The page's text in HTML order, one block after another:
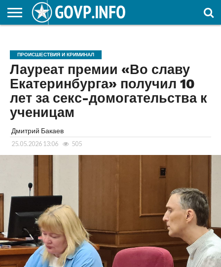
ОБРАЗОВАНИЕ
ПРОИСШЕСТВИЯ И КРИМИНАЛ
Лауреат премии «Во славу
Екатеринбурга» получил 10
лет за секс-домогательства к
ученицам
Дмитрий Бакаев
25.05.2026 13:06 505